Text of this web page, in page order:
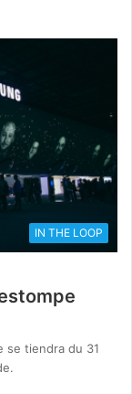
IN THE LOOP
se tiendra du 31